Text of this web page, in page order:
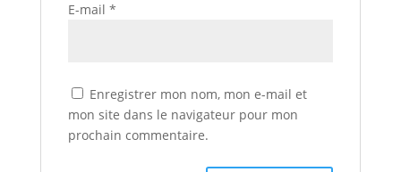
E-mail *
Enregistrer mon nom, mon e-mail et
mon site dans le navigateur pour mon
prochain commentaire.